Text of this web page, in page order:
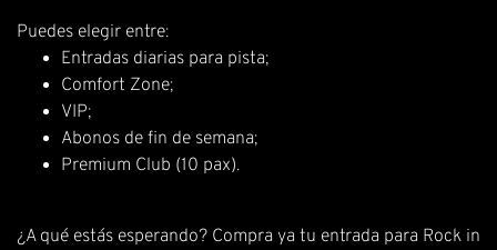
Puedes elegir entre:
Entradas diarias para pista;
Comfort Zone;
VIP;
Abonos de fin de semana;
Premium Club (10 pax).
¿A qué estás esperando? Compra ya tu entrada para Rock in